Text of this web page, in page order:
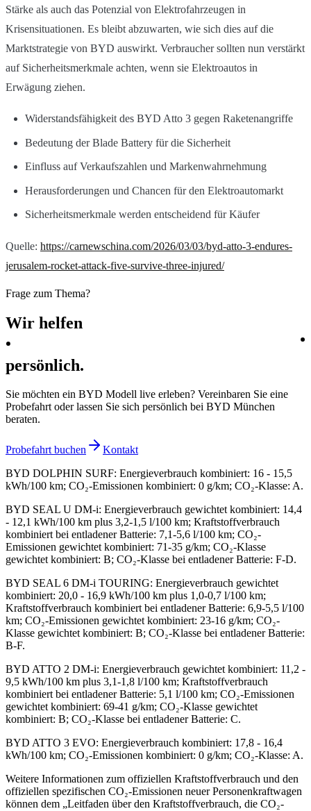
Stärke als auch das Potenzial von Elektrofahrzeugen in
Krisensituationen. Es bleibt abzuwarten, wie sich dies auf die
Marktstrategie von BYD auswirkt. Verbraucher sollten nun verstärkt
auf Sicherheitsmerkmale achten, wenn sie Elektroautos in
Erwägung ziehen.
Widerstandsfähigkeit des BYD Atto 3 gegen Raketenangriffe
Bedeutung der Blade Battery für die Sicherheit
Einfluss auf Verkaufszahlen und Markenwahrnehmung
Herausforderungen und Chancen für den Elektroautomarkt
Sicherheitsmerkmale werden entscheidend für Käufer
Quelle: https://carnewschina.com/2026/03/03/byd-atto-3-endures-
jerusalem-rocket-attack-five-survive-three-injured/
Frage zum Thema?
Wir helfen
persönlich.
Sie möchten ein BYD Modell live erleben? Vereinbaren Sie eine
Probefahrt oder lassen Sie sich persönlich bei BYD München
beraten.
Probefahrt buchen
Kontakt
BYD DOLPHIN SURF: Energieverbrauch kombiniert: 16 - 15,5
kWh/100 km; CO₂-Emissionen kombiniert: 0 g/km; CO₂-Klasse: A.
BYD SEAL U DM-i: Energieverbrauch gewichtet kombiniert: 14,4
- 12,1 kWh/100 km plus 3,2-1,5 l/100 km; Kraftstoffverbrauch
kombiniert bei entladener Batterie: 7,1-5,6 l/100 km; CO₂-
Emissionen gewichtet kombiniert: 71-35 g/km; CO₂-Klasse
gewichtet kombiniert: B; CO₂-Klasse bei entladener Batterie: F-D.
BYD SEAL 6 DM-i TOURING: Energieverbrauch gewichtet
kombiniert: 20,0 - 16,9 kWh/100 km plus 1,0-0,7 l/100 km;
Kraftstoffverbrauch kombiniert bei entladener Batterie: 6,9-5,5 l/100
km; CO₂-Emissionen gewichtet kombiniert: 23-16 g/km; CO₂-
Klasse gewichtet kombiniert: B; CO₂-Klasse bei entladener Batterie:
B-F.
BYD ATTO 2 DM-i: Energieverbrauch gewichtet kombiniert: 11,2 -
9,5 kWh/100 km plus 3,1-1,8 l/100 km; Kraftstoffverbrauch
kombiniert bei entladener Batterie: 5,1 l/100 km; CO₂-Emissionen
gewichtet kombiniert: 69-41 g/km; CO₂-Klasse gewichtet
kombiniert: B; CO₂-Klasse bei entladener Batterie: C.
BYD ATTO 3 EVO: Energieverbrauch kombiniert: 17,8 - 16,4
kWh/100 km; CO₂-Emissionen kombiniert: 0 g/km; CO₂-Klasse: A.
Weitere Informationen zum offiziellen Kraftstoffverbrauch und den
offiziellen spezifischen CO₂-Emissionen neuer Personenkraftwagen
können dem „Leitfaden über den Kraftstoffverbrauch, die CO₂-